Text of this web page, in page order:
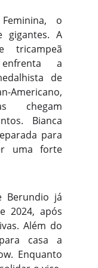
o
gigantes. A
tricampeã
a
de
chegam
Bianca
para
uma forte
Berundio já
2024, após
Além do
casa a
Enquanto